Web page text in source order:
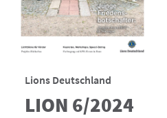
Lions Deutschland
LION 6/2024